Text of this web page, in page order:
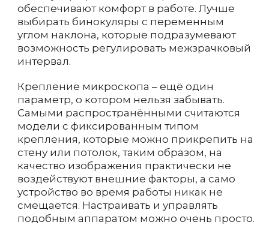
обеспечивают комфорт в работе. Лучше
выбирать бинокуляры с переменным
углом наклона, которые подразумевают
возможность регулировать межзрачковый
интервал.
Крепление микроскопа – ещё один
параметр, о котором нельзя забывать.
Самыми распространёнными считаются
модели с фиксированным типом
крепления, которые можно прикрепить на
стену или потолок, таким образом, на
качество изображения практически не
воздействуют внешние факторы, а само
устройство во время работы никак не
смещается. Настраивать и управлять
подобным аппаратом можно очень просто.